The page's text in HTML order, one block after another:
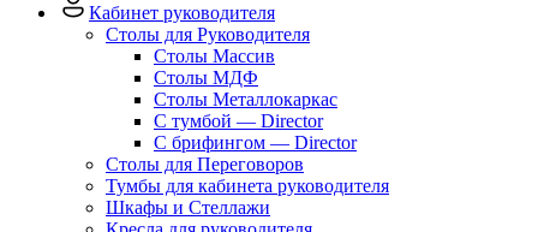
Кабинет руководителя
Столы для Руководителя
Столы Массив
Столы МДФ
Столы Металлокаркас
С тумбой — Director
C брифингом — Director
Столы для Переговоров
Тумбы для кабинета руководителя
Шкафы и Стеллажи